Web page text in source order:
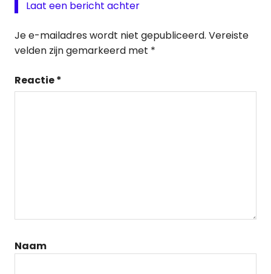
Laat een bericht achter
Je e-mailadres wordt niet gepubliceerd. Vereiste
velden zijn gemarkeerd met *
Reactie*
Naam